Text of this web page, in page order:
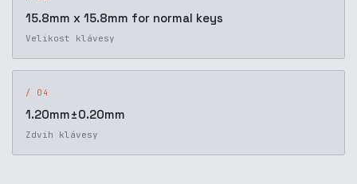
15.8mm x 15.8mm for normal keys
Velikost klávesy
/ 04
1.20mm±0.20mm
Zdvih klávesy